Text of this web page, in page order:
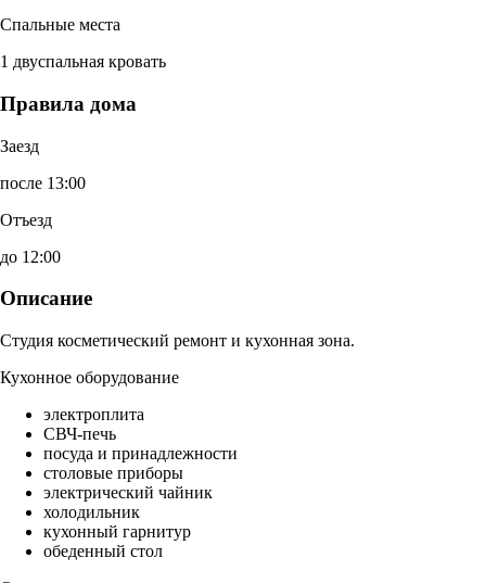
Спальные места
1 двуспальная кровать
Правила дома
Заезд
после 13:00
Отъезд
до 12:00
Описание
Студия косметический ремонт и кухонная зона.
Кухонное оборудование
электроплита
СВЧ-печь
посуда и принадлежности
столовые приборы
электрический чайник
холодильник
кухонный гарнитур
обеденный стол